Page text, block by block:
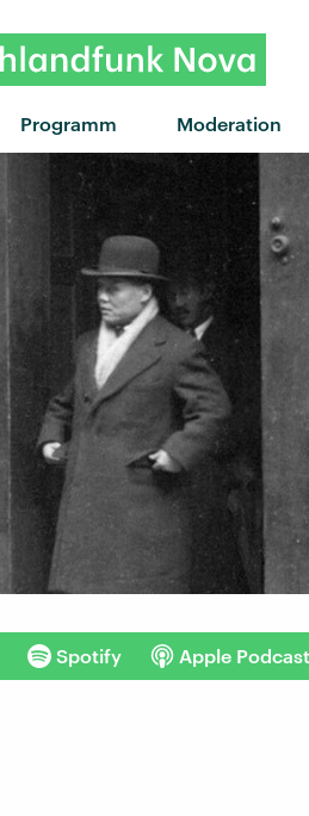
Programm Moderation
"Wait For You" von
Spotify Apple